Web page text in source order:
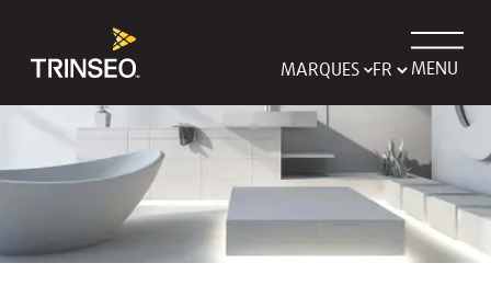
MARQUES MENU